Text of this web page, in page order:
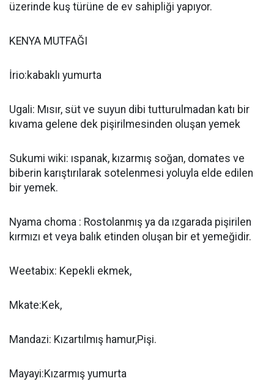
üzerinde kuş türüne de ev sahipliği yapıyor.
KENYA MUTFAĞI
İrio:kabaklı yumurta
Ugali: Mısır, süt ve suyun dibi tutturulmadan katı bir
kıvama gelene dek pişirilmesinden oluşan yemek
Sukumi wiki: ıspanak, kızarmış soğan, domates ve
biberin karıştırılarak sotelenmesi yoluyla elde edilen
bir yemek.
Nyama choma : Rostolanmış ya da ızgarada pişirilen
kırmızı et veya balık etinden oluşan bir et yemeğidir.
Weetabix: Kepekli ekmek,
Mkate:Kek,
Mandazi: Kızartılmış hamur,Pişi.
Mayayi:Kızarmış yumurta